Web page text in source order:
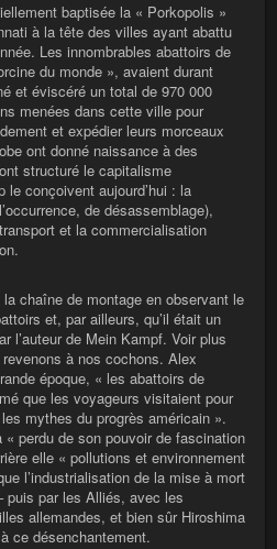
baptisée la « Porkopolis »
à la tête des villes ayant abattu
Les innombrables abattoirs de
du monde », avaient durant
et éviscéré un total de 970 000
menées dans cette ville pour
et expédier leurs morceaux
ont donné naissance à des
structuré le capitalisme
le conçoivent aujourd’hui : la
de désassemblage),
et la commercialisation
chaîne de montage en observant le
et, par ailleurs, qu’il était un
l’auteur de Mein Kampf. Voir plus
à nos cochons. Alex
époque, « les abattoirs de
que les voyageurs visitaient pour
mythes du progrès américain ».
« perdu de son pouvoir de fascination
elle « pollutions et environnement
l’industrialisation de la mise à mort
par les Alliés, avec les
allemandes, et bien sûr Hiroshima
ce désenchantement.